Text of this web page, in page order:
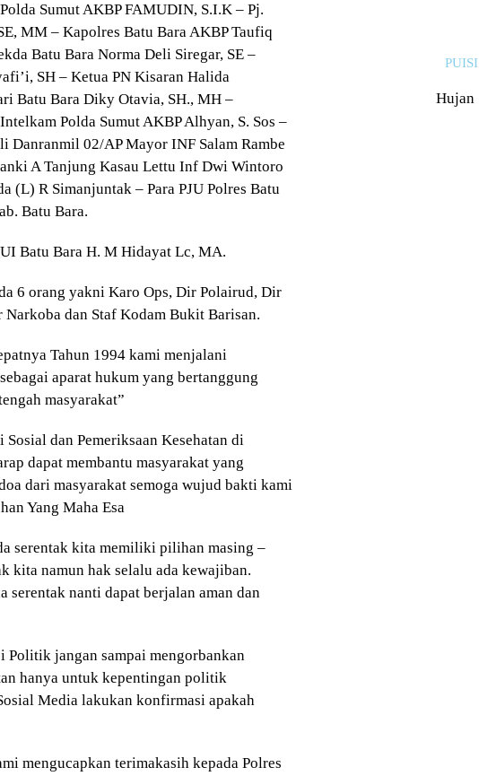
Sumut AKBP FAMUDIN, S.I.K – Pj.
MM – Kapolres Batu Bara AKBP Taufiq
Batu Bara Norma Deli Siregar, SE –
SH – Ketua PN Kisaran Halida
Batu Bara Diky Otavia, SH., MH –
Polda Sumut AKBP Alhyan, S. Sos –
Danranmil 02/AP Mayor INF Salam Rambe
A Tanjung Kasau Lettu Inf Dwi Wintoro
(L) R Simanjuntak – Para PJU Polres Batu
Batu Bara.
Batu Bara H. M Hidayat Lc, MA.
6 orang yakni Karo Ops, Dir Polairud, Dir
dan Staf Kodam Bukit Barisan.
Tahun 1994 kami menjalani
aparat hukum yang bertanggung
masyarakat”
dan Pemeriksaan Kesehatan di
dapat membantu masyarakat yang
dari masyarakat semoga wujud bakti kami
Yang Maha Esa
serentak kita memiliki pilihan masing –
kita namun hak selalu ada kewajiban.
serentak nanti dapat berjalan aman dan
Politik jangan sampai mengorbankan
hanya untuk kepentingan politik
Media lakukan konfirmasi apakah
mengucapkan terimakasih kepada Polres
PUISI
Hujan